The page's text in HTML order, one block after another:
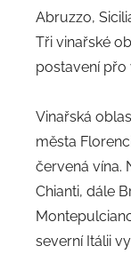
Abruzzo,
Tři vinařské
postavení přo
Vinařská
města
červená vína.
Chianti, dále
severní Itálii